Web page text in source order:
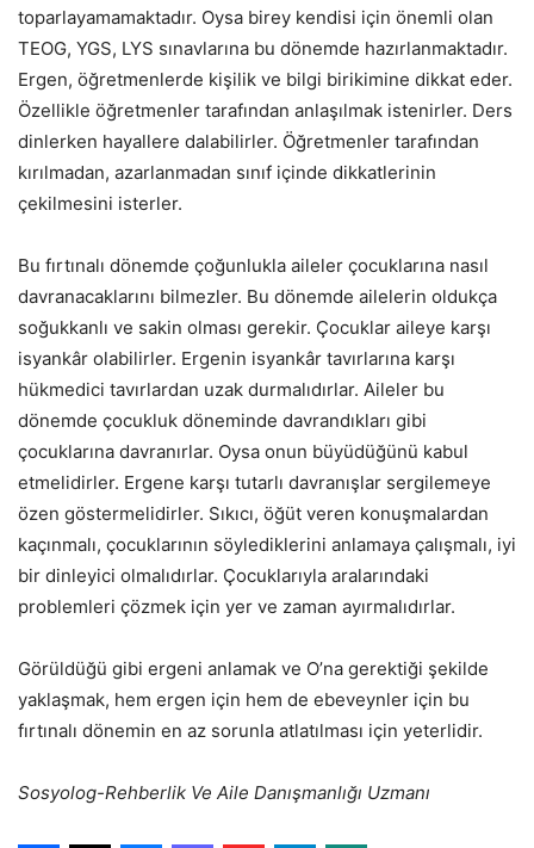
toparlayamamaktadır. Oysa birey kendisi için önemli olan
TEOG, YGS, LYS sınavlarına bu dönemde hazırlanmaktadır.
Ergen, öğretmenlerde kişilik ve bilgi birikimine dikkat eder.
Özellikle öğretmenler tarafından anlaşılmak istenirler. Ders
dinlerken hayallere dalabilirler. Öğretmenler tarafından
kırılmadan, azarlanmadan sınıf içinde dikkatlerinin
çekilmesini isterler.
Bu fırtınalı dönemde çoğunlukla aileler çocuklarına nasıl
davranacaklarını bilmezler. Bu dönemde ailelerin oldukça
soğukkanlı ve sakin olması gerekir. Çocuklar aileye karşı
isyankâr olabilirler. Ergenin isyankâr tavırlarına karşı
hükmedici tavırlardan uzak durmalıdırlar. Aileler bu
dönemde çocukluk döneminde davrandıkları gibi
çocuklarına davranırlar. Oysa onun büyüdüğünü kabul
etmelidirler. Ergene karşı tutarlı davranışlar sergilemeye
özen göstermelidirler. Sıkıcı, öğüt veren konuşmalardan
kaçınmalı, çocuklarının söylediklerini anlamaya çalışmalı, iyi
bir dinleyici olmalıdırlar. Çocuklarıyla aralarındaki
problemleri çözmek için yer ve zaman ayırmalıdırlar.
Görüldüğü gibi ergeni anlamak ve O’na gerektiği şekilde
yaklaşmak, hem ergen için hem de ebeveynler için bu
fırtınalı dönemin en az sorunla atlatılması için yeterlidir.
Sosyolog-Rehberlik Ve Aile Danışmanlığı Uzmanı